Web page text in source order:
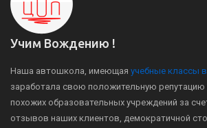
Учим Вождению !
Наша автошкола, имеющая учебные классы
заработала свою положительную репутацию
похожих образовательных учреждений за
отзывов наших клиентов, демократичной